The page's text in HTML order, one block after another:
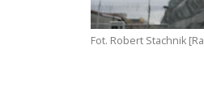
Fot. Robert Stachnik